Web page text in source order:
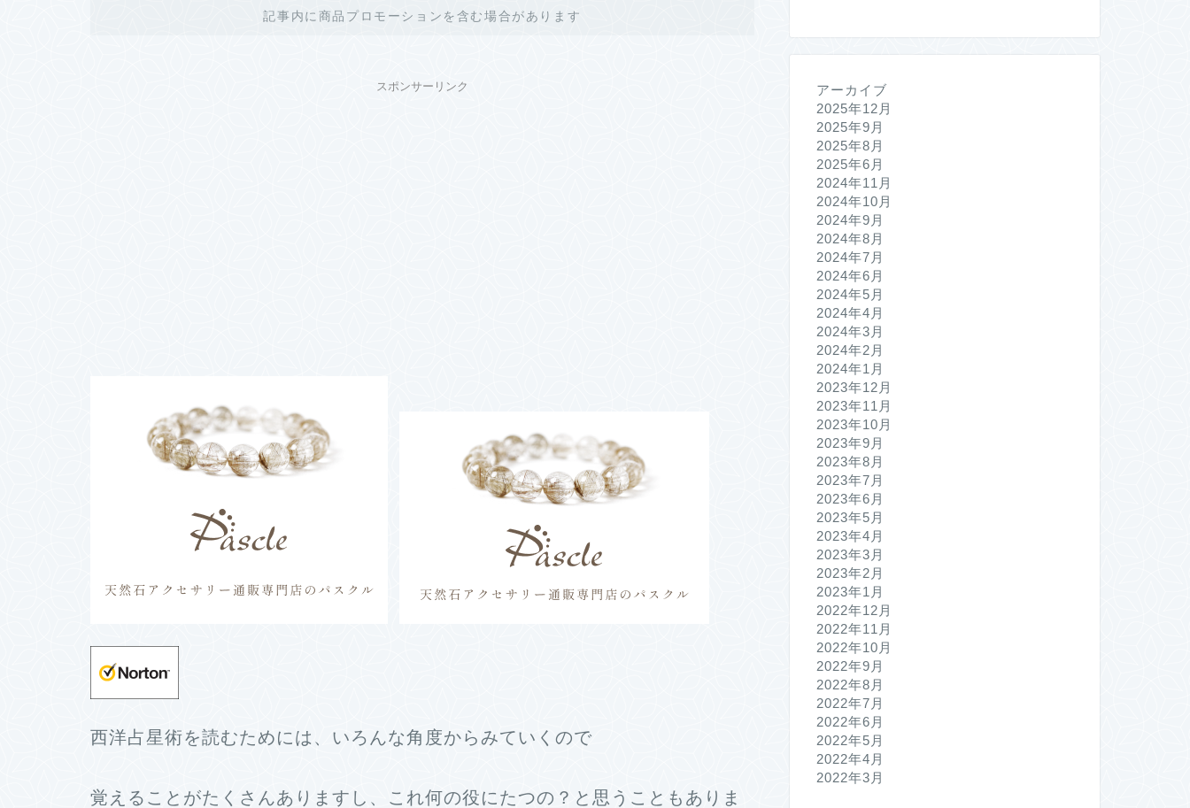
記事内に商品プロモーションを含む場合があります
スポンサーリンク
西洋占星術を読むためには、いろんな角度からみていくので
覚えることがたくさんありますし、これ何の役にたつの？と思うこともありま
アーカイブ
2025年12月
2025年9月
2025年8月
2025年6月
2024年11月
2024年10月
2024年9月
2024年8月
2024年7月
2024年6月
2024年5月
2024年4月
2024年3月
2024年2月
2024年1月
2023年12月
2023年11月
2023年10月
2023年9月
2023年8月
2023年7月
2023年6月
2023年5月
2023年4月
2023年3月
2023年2月
2023年1月
2022年12月
2022年11月
2022年10月
2022年9月
2022年8月
2022年7月
2022年6月
2022年5月
2022年4月
2022年3月